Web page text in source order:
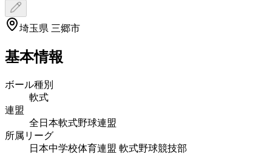
埼玉県 三郷市
基本情報
ボール種別
軟式
連盟
全日本軟式野球連盟
所属リーグ
日本中学校体育連盟 軟式野球競技部